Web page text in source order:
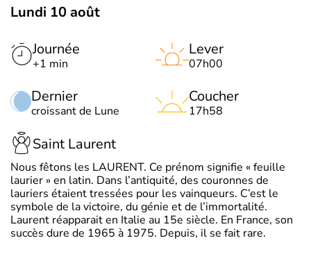
Lundi 10 août
Journée
+1 min
Dernier
croissant de Lune
Lever
07h00
Coucher
17h58
Saint Laurent
Nous fêtons les LAURENT. Ce prénom signifie « feuille
laurier » en latin. Dans l’antiquité, des couronnes de
lauriers étaient tressées pour les vainqueurs. C’est le
symbole de la victoire, du génie et de l’immortalité.
Laurent réapparait en Italie au 15e siècle. En France, son
succès dure de 1965 à 1975. Depuis, il se fait rare.